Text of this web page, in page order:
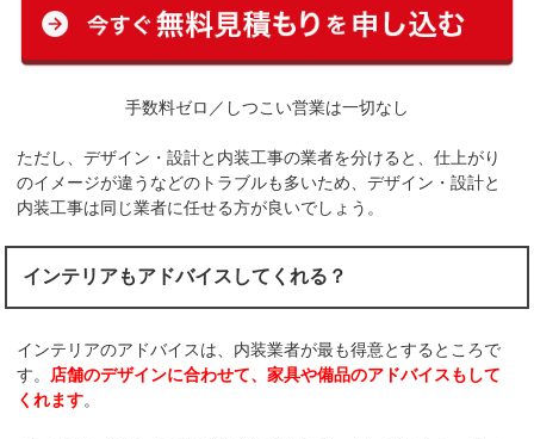
手数料ゼロ／しつこい営業は一切なし
ただし、デザイン・設計と内装工事の業者を分けると、仕上がり
のイメージが違うなどのトラブルも多いため、デザイン・設計と
内装工事は同じ業者に任せる方が良いでしょう。
インテリアもアドバイスしてくれる？
インテリアのアドバイスは、内装業者が最も得意とするところで
す。 店舗のデザインに合わせて、家具や備品のアドバイスもして
くれます。